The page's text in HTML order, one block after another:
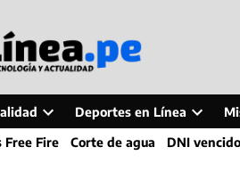
Open
dropdown
Deportes en Línea
Open
dropdown
Free Fire Corte de agua DNI vencido